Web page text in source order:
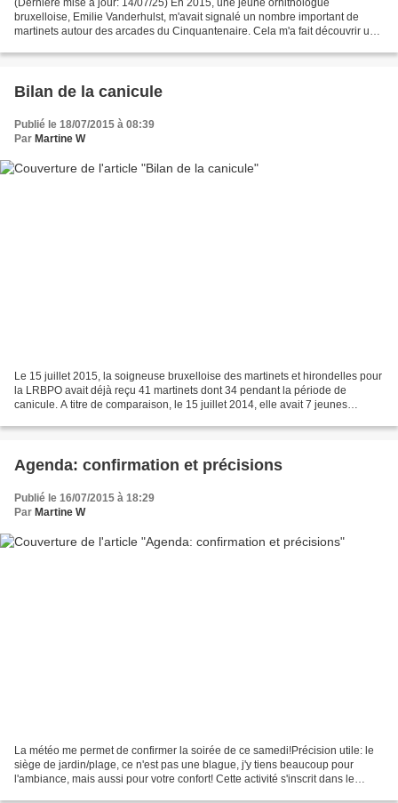
bruxelloise, Emilie Vanderhulst, m'avait signalé un nombre important de
martinets autour des arcades du Cinquantenaire. Cela m'a fait découvrir une
Bilan de la canicule
Publié le 18/07/2015 à 08:39
Par Martine W
Le 15 juillet 2015, la soigneuse bruxelloise des martinets et hirondelles pour
la LRBPO avait déjà reçu 41 martinets dont 34 pendant la période de
canicule. A titre de comparaison, le 15 juillet 2014, elle avait 7 jeunes
Agenda: confirmation et précisions
Publié le 16/07/2015 à 18:29
Par Martine W
La météo me permet de confirmer la soirée de ce samedi!Précision utile: le
siège de jardin/plage, ce n'est pas une blague, j'y tiens beaucoup pour
l'ambiance, mais aussi pour votre confort! Cette activité s'inscrit dans le